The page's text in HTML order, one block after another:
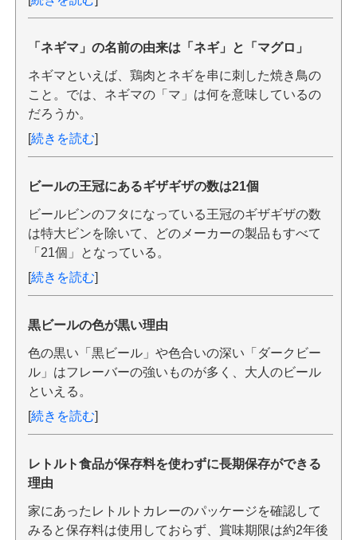
「ネギマ」の名前の由来は「ネギ」と「マグロ」
ネギマといえば、鶏肉とネギを串に刺した焼き鳥の
こと。では、ネギマの「マ」は何を意味しているの
だろうか。
[続きを読む]
ビールの王冠にあるギザギザの数は21個
ビールビンのフタになっている王冠のギザギザの数
は特大ビンを除いて、どのメーカーの製品もすべて
「21個」となっている。
[続きを読む]
黒ビールの色が黒い理由
色の黒い「黒ビール」や色合いの深い「ダークビー
ル」はフレーバーの強いものが多く、大人のビール
といえる。
[続きを読む]
レトルト食品が保存料を使わずに長期保存ができる
理由
家にあったレトルトカレーのパッケージを確認して
みると保存料は使用しておらず、賞味期限は約2年後